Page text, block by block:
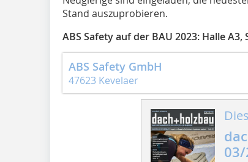
Stand auszuprobieren.
ABS Safety auf der BAU 2023: Halle A3,
ABS Safety GmbH
47623 Kevelaer